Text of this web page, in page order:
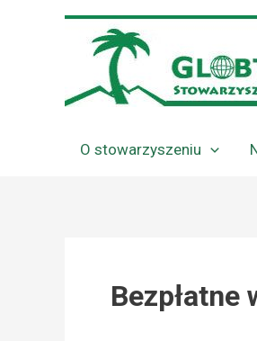
O stowarzyszeniu